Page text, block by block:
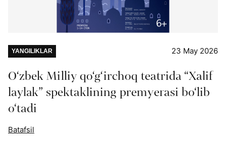
YANGILIKLAR 23 May 2026
O‘zbek Milliy qo‘g‘irchoq teatrida “Xalif
laylak” spektaklining premyerasi bo‘lib
o‘tadi
Batafsil